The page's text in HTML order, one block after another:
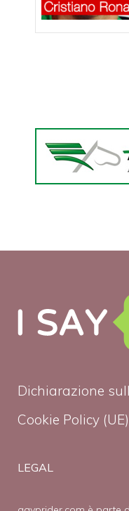
Dichiarazione
Cookie Policy (UE)
LEGAL